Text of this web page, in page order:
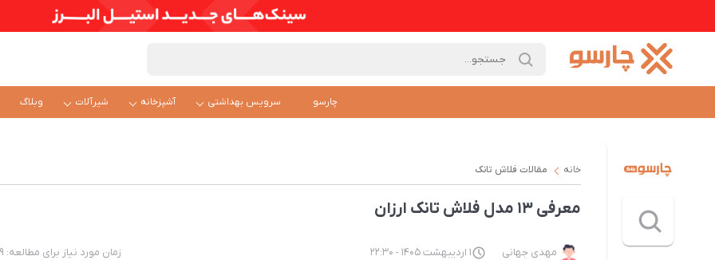
چارسو سرویس بهداشتی آشپزخانه شیرآلات وبلاگ
خانه مقالات فلاش تانک
معرفی ۱۳ مدل فلاش تانک ارزان
مهدی جهانی 1 اردیبهشت 1405 - 22:30 زمان مورد نیاز برای مطالعه: 9 دقیقه